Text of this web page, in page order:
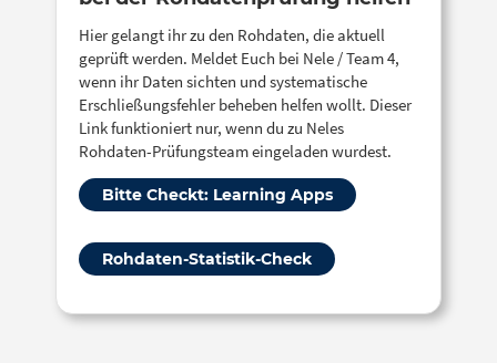
Hier gelangt ihr zu den Rohdaten, die aktuell
geprüft werden. Meldet Euch bei Nele / Team 4,
wenn ihr Daten sichten und systematische
Erschließungsfehler beheben helfen wollt. Dieser
Link funktioniert nur, wenn du zu Neles
Rohdaten-Prüfungsteam eingeladen wurdest.
Bitte Checkt: Learning Apps
Rohdaten-Statistik-Check